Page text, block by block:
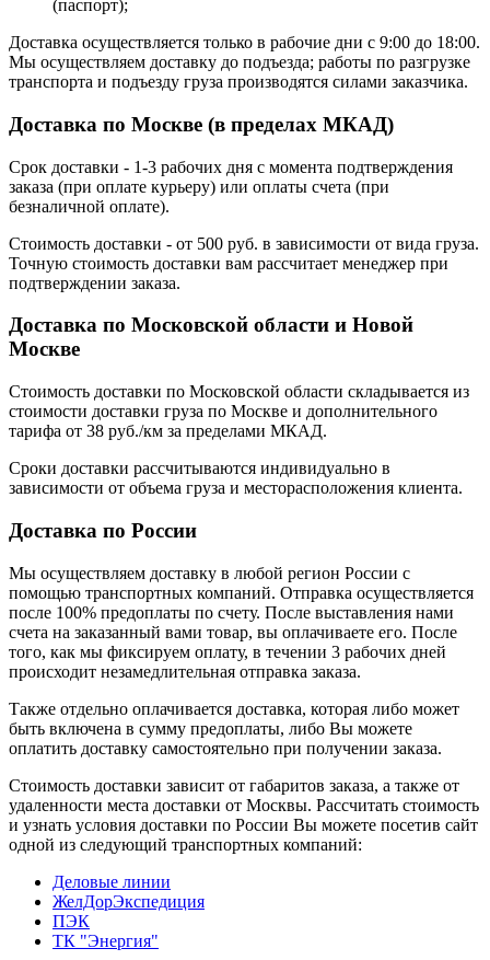
(паспорт);
Доставка осуществляется только в рабочие дни с 9:00 до 18:00.
Мы осуществляем доставку до подъезда; работы по разгрузке
транспорта и подъезду груза производятся силами заказчика.
Доставка по Москве (в пределах МКАД)
Срок доставки - 1-3 рабочих дня с момента подтверждения
заказа (при оплате курьеру) или оплаты счета (при
безналичной оплате).
Стоимость доставки - от 500 руб. в зависимости от вида груза.
Точную стоимость доставки вам рассчитает менеджер при
подтверждении заказа.
Доставка по Московской области и Новой
Москве
Стоимость доставки по Московской области складывается из
стоимости доставки груза по Москве и дополнительного
тарифа от 38 руб./км за пределами МКАД.
Сроки доставки рассчитываются индивидуально в
зависимости от объема груза и месторасположения клиента.
Доставка по России
Мы осуществляем доставку в любой регион России с
помощью транспортных компаний. Отправка осуществляется
после 100% предоплаты по счету. После выставления нами
счета на заказанный вами товар, вы оплачиваете его. После
того, как мы фиксируем оплату, в течении 3 рабочих дней
происходит незамедлительная отправка заказа.
Также отдельно оплачивается доставка, которая либо может
быть включена в сумму предоплаты, либо Вы можете
оплатить доставку самостоятельно при получении заказа.
Стоимость доставки зависит от габаритов заказа, а также от
удаленности места доставки от Москвы. Рассчитать стоимость
и узнать условия доставки по России Вы можете посетив сайт
одной из следующий транспортных компаний:
Деловые линии
ЖелДорЭкспедиция
ПЭК
ТК "Энергия"